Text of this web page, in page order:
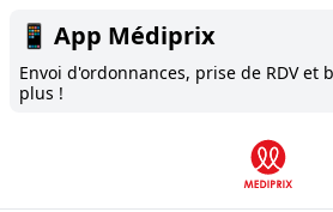
📱 App Médiprix
Envoi d'ordonnances, prise de RDV et
plus !